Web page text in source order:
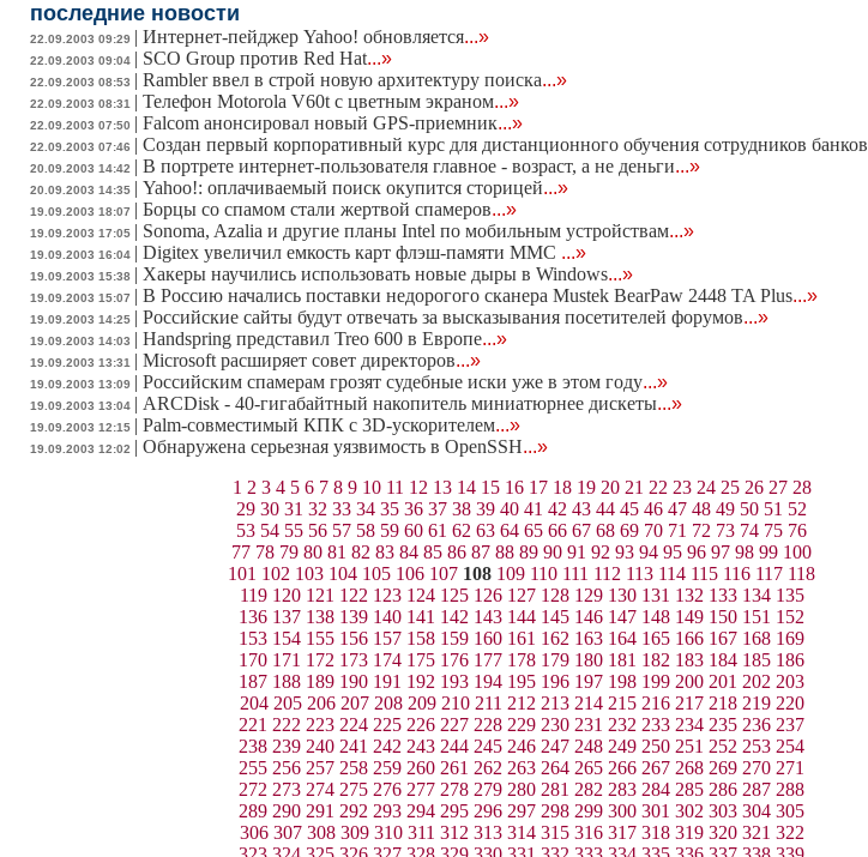
последние новости
22.09.2003 09:29 | Интернет-пейджер Yahoo! обновляется...»
22.09.2003 09:04 | SCO Group против Red Hat...»
22.09.2003 08:53 | Rambler ввел в строй новую архитектуру поиска...»
22.09.2003 08:31 | Телефон Motorola V60t с цветным экраном...»
22.09.2003 07:50 | Falcom анонсировал новый GPS-приемник...»
22.09.2003 07:46 | Создан первый корпоративный курс для дистанционного обучения сотрудников банков
20.09.2003 14:42 | В портрете интернет-пользователя главное - возраст, а не деньги...»
20.09.2003 14:35 | Yahoo!: оплачиваемый поиск окупится сторицей...»
19.09.2003 18:07 | Борцы со спамом стали жертвой спамеров...»
19.09.2003 17:05 | Sonoma, Azalia и другие планы Intel по мобильным устройствам...»
19.09.2003 16:04 | Digitex увеличил емкость карт флэш-памяти MMC ...»
19.09.2003 15:38 | Хакеры научились использовать новые дыры в Windows...»
19.09.2003 15:07 | В Россию начались поставки недорогого сканера Mustek BearPaw 2448 TA Plus...»
19.09.2003 14:25 | Российские сайты будут отвечать за высказывания посетителей форумов...»
19.09.2003 14:03 | Handspring представил Treo 600 в Европе...»
19.09.2003 13:31 | Microsoft расширяет совет директоров...»
19.09.2003 13:09 | Российским спамерам грозят судебные иски уже в этом году...»
19.09.2003 13:04 | ARCDisk - 40-гигабайтный накопитель миниатюрнее дискеты...»
19.09.2003 12:15 | Palm-совместимый КПК с 3D-ускорителем...»
19.09.2003 12:02 | Обнаружена серьезная уязвимость в OpenSSH...»
1 2 3 4 5 6 7 8 9 10 11 12 13 14 15 16 17 18 19 20 21 22 23 24 25 26 27 28
29 30 31 32 33 34 35 36 37 38 39 40 41 42 43 44 45 46 47 48 49 50 51 52
53 54 55 56 57 58 59 60 61 62 63 64 65 66 67 68 69 70 71 72 73 74 75 76
77 78 79 80 81 82 83 84 85 86 87 88 89 90 91 92 93 94 95 96 97 98 99 100
101 102 103 104 105 106 107 108 109 110 111 112 113 114 115 116 117 118
119 120 121 122 123 124 125 126 127 128 129 130 131 132 133 134 135
136 137 138 139 140 141 142 143 144 145 146 147 148 149 150 151 152
153 154 155 156 157 158 159 160 161 162 163 164 165 166 167 168 169
170 171 172 173 174 175 176 177 178 179 180 181 182 183 184 185 186
187 188 189 190 191 192 193 194 195 196 197 198 199 200 201 202 203
204 205 206 207 208 209 210 211 212 213 214 215 216 217 218 219 220
221 222 223 224 225 226 227 228 229 230 231 232 233 234 235 236 237
238 239 240 241 242 243 244 245 246 247 248 249 250 251 252 253 254
255 256 257 258 259 260 261 262 263 264 265 266 267 268 269 270 271
272 273 274 275 276 277 278 279 280 281 282 283 284 285 286 287 288
289 290 291 292 293 294 295 296 297 298 299 300 301 302 303 304 305
306 307 308 309 310 311 312 313 314 315 316 317 318 319 320 321 322